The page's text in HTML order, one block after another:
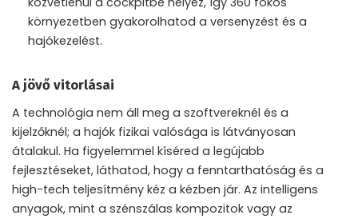
környezetben gyakorolhatod a versenyzést és a
hajókezelést.
A jövő vitorlásai
A technológia nem áll meg a szoftvereknél és a
kijelzőknél; a hajók fizikai valósága is látványosan
átalakul. Ha figyelemmel kíséred a legújabb
fejlesztéseket, láthatod, hogy a fenntarthatóság és a
high-tech teljesítmény kéz a kézben jár. Az intelligens
anyagok, mint a szénszálas kompozitok vagy az